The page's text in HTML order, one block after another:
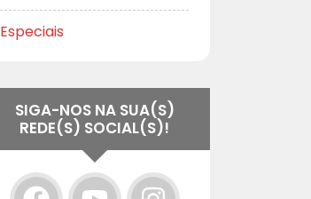
Especiais
SIGA-NOS NA SUA(S)
REDE(S) SOCIAL(S)!